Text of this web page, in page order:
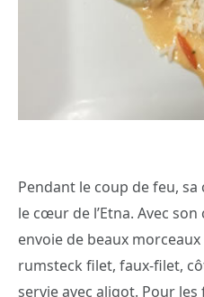
Pendant le coup de feu,
le cœur de l’Etna. Avec
envoie de beaux
rumsteck filet, faux-filet,
servie avec aligot. Pour